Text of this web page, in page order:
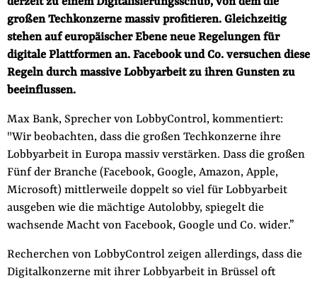
Presse
Newsletter
Appelle unterzeichnen
Kontakt
Impressum
Suche
auf
der
Website
FacebookMastodon
BlueskyInstagram
YoutubeLinkedInFeed
großen Techkonzerne massiv profitieren. Gleichzeitig
stehen auf europäischer Ebene neue Regelungen für
digitale Plattformen an. Facebook und Co. versuchen diese
Regeln durch massive Lobbyarbeit zu ihren Gunsten zu
beeinflussen.
Max Bank, Sprecher von LobbyControl, kommentiert:
"Wir beobachten, dass die großen Techkonzerne ihre
Lobbyarbeit in Europa massiv verstärken. Dass die großen
Fünf der Branche (Facebook, Google, Amazon, Apple,
Microsoft) mittlerweile doppelt so viel für Lobbyarbeit
ausgeben wie die mächtige Autolobby, spiegelt die
wachsende Macht von Facebook, Google und Co. wider.”
Recherchen von LobbyControl zeigen allerdings, dass die
Digitalkonzerne mit ihrer Lobbyarbeit in Brüssel oft